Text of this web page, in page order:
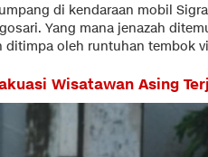
di kendaraan mobil
Yang mana jenazah
ditimpa oleh runtuhan tembok
Wisatawan Asing